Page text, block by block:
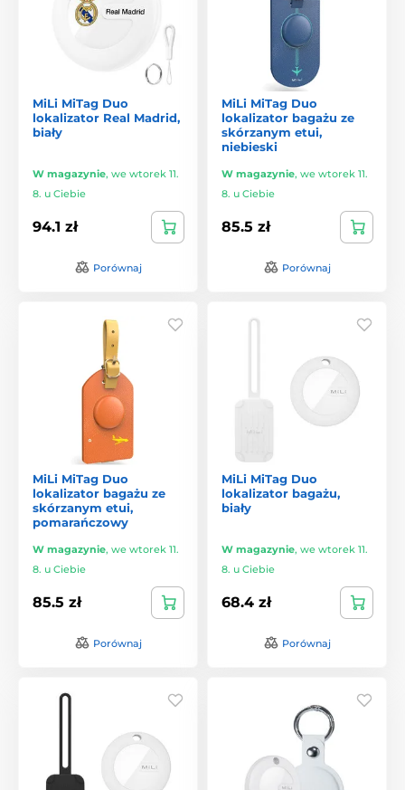
MiLi MiTag Duo
lokalizator Real Madrid,
biały
W magazynie, we wtorek 11.
8. u Ciebie
94.1 zł
Porównaj
MiLi MiTag Duo
lokalizator bagażu ze
skórzanym etui,
niebieski
W magazynie, we wtorek 11.
8. u Ciebie
85.5 zł
Porównaj
MiLi MiTag Duo
lokalizator bagażu ze
skórzanym etui,
pomarańczowy
W magazynie, we wtorek 11.
8. u Ciebie
85.5 zł
Porównaj
MiLi MiTag Duo
lokalizator bagażu,
biały
W magazynie, we wtorek 11.
8. u Ciebie
68.4 zł
Porównaj